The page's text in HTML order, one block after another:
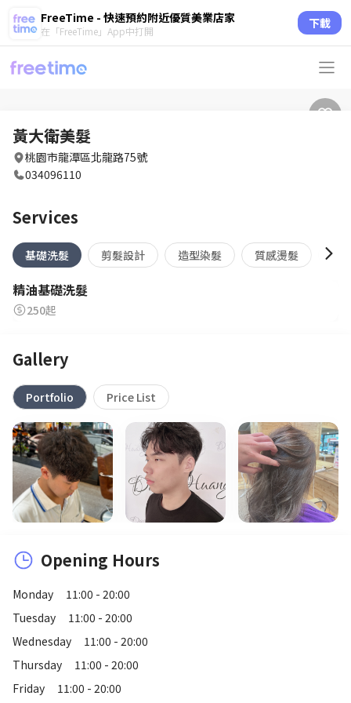
FreeTime - 快速預約附近優質美業店家
在「FreeTime」App中打開 下載
黃大衛美髮
桃園市龍潭區北龍路75號
034096110
Services
基礎洗髮 剪髮設計 造型染髮 質感燙髮 頭
精油基礎洗髮
250起
Gallery
Portfolio Price List
Opening Hours
Monday
11:00 - 20:00
Tuesday
11:00 - 20:00
Wednesday
11:00 - 20:00
Thursday
11:00 - 20:00
Friday
11:00 - 20:00